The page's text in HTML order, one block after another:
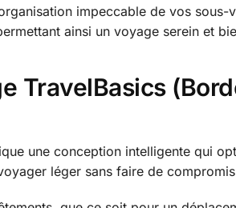
impeccable de vos sous-
ainsi un voyage serein et
TravelBasics
une conception intelligente qui
léger sans faire de